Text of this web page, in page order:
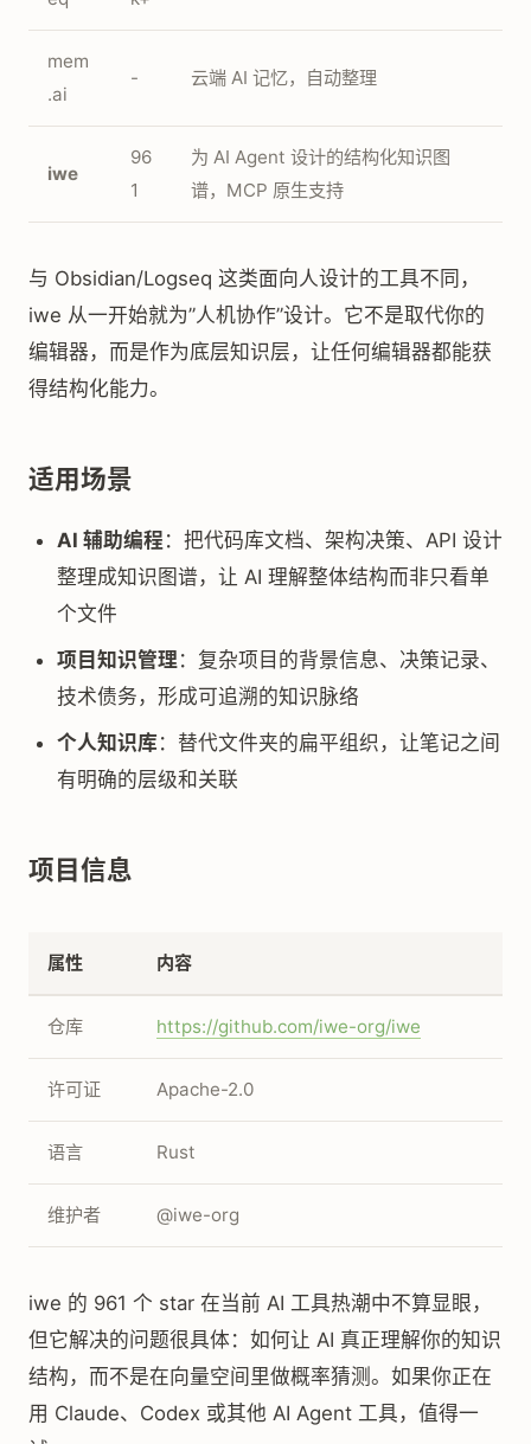
mem
.ai
- 云端 AI 记忆，自动整理
iwe
96
1
为 AI Agent 设计的结构化知识图
谱，MCP 原生支持
与 Obsidian/Logseq 这类面向人设计的工具不同，
iwe 从一开始就为”人机协作”设计。它不是取代你的
编辑器，而是作为底层知识层，让任何编辑器都能获
得结构化能力。
适用场景
AI 辅助编程 ：把代码库文档、架构决策、API 设计
整理成知识图谱，让 AI 理解整体结构而非只看单
个文件
项目知识管理：复杂项目的背景信息、决策记录、
技术债务，形成可追溯的知识脉络
个人知识库 ：替代文件夹的扁平组织，让笔记之间
有明确的层级和关联
项目信息
属性 内容
仓库 https://github.com/iwe-org/iwe
许可证 Apache-2.0
语言 Rust
维护者 @iwe-org
iwe 的 961 个 star 在当前 AI 工具热潮中不算显眼，
但它解决的问题很具体：如何让 AI 真正理解你的知识
结构，而不是在向量空间里做概率猜测。如果你正在
用 Claude、Codex 或其他 AI Agent 工具，值得一